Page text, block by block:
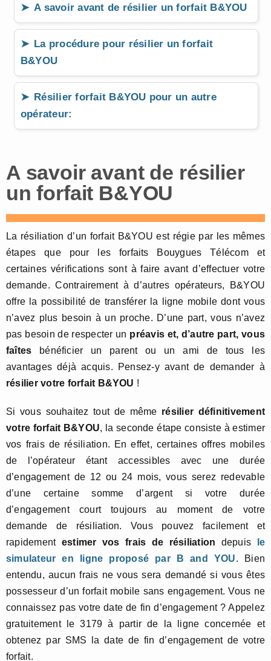
A savoir avant de résilier un forfait B&YOU
La procédure pour résilier un forfait
B&YOU
Résilier forfait B&YOU pour un autre
opérateur:
A savoir avant de résilier
un forfait B&YOU
La résiliation d’un forfait B&YOU est régie par les mêmes
étapes que pour les forfaits Bouygues Télécom et
certaines vérifications sont à faire avant d’effectuer votre
demande. Contrairement à d’autres opérateurs, B&YOU
offre la possibilité de transférer la ligne mobile dont vous
n’avez plus besoin à un proche. D’une part, vous n’avez
pas besoin de respecter un préavis et, d’autre part, vous
faîtes
bénéficier un parent ou un ami de tous les
avantages déjà acquis. Pensez-y avant de demander à
résilier votre forfait B&YOU !
Si vous souhaitez tout de même résilier définitivement
votre forfait B&YOU, la seconde étape consiste à estimer
vos frais de résiliation. En effet, certaines offres mobiles
de l’opérateur étant accessibles avec une durée
d’engagement de 12 ou 24 mois, vous serez redevable
d’une certaine somme d’argent si votre durée
d’engagement court toujours au moment de votre
demande de résiliation. Vous pouvez facilement et
rapidement estimer vos frais de résiliation depuis
le
simulateur en ligne proposé par B and YOU. Bien
entendu, aucun frais ne vous sera demandé si vous êtes
possesseur d’un forfait mobile sans engagement. Vous ne
connaissez pas votre date de fin d’engagement ? Appelez
gratuitement le 3179 à partir de la ligne concernée et
obtenez par SMS la date de fin d’engagement de votre
forfait.